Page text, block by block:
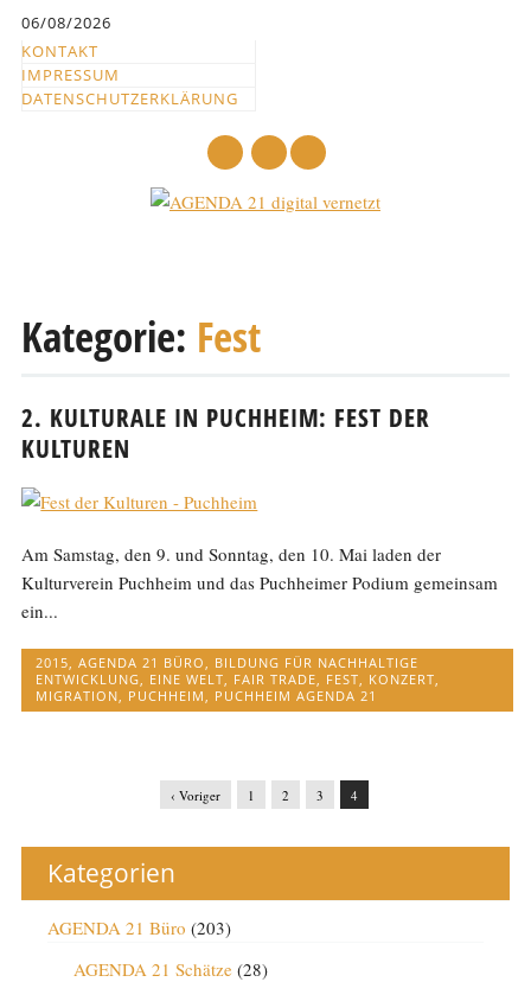
springen
06/08/2026
KONTAKT
IMPRESSUM
DATENSCHUTZERKLÄRUNG
zum
Kategorie: Fest
2. KULTURALE IN PUCHHEIM: FEST DER
KULTUREN
Am Samstag, den 9. und Sonntag, den 10. Mai laden der
Kulturverein Puchheim und das Puchheimer Podium gemeinsam
ein...
2015,AGENDA 21 BÜRO, BILDUNG FÜR NACHHALTIGE
ENTWICKLUNG, EINE WELT, FAIR TRADE, FEST, KONZERT,
MIGRATION, PUCHHEIM, PUCHHEIM AGENDA 21
‹ Voriger 1 2 3 4
Kategorien
AGENDA 21 Büro (203)
AGENDA 21 Schätze(28)